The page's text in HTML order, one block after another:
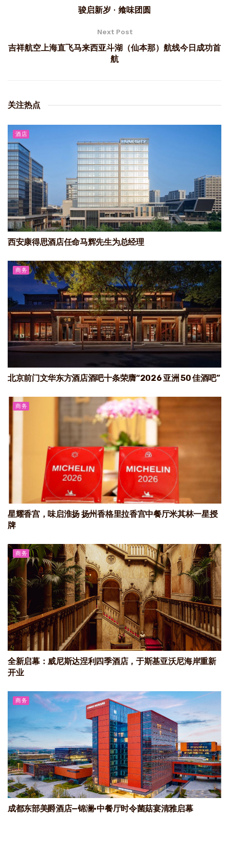
骏启新岁 · 飨味团圆
Next Post
吉祥航空上海直飞马来西亚斗湖（仙本那）航线今日成功首
航
关注热点
酒店
西安康得思酒店任命马辉先生为总经理
商务
北京前门文华东方酒店酒吧十条荣膺“2026 亚洲 50 佳酒吧”
商务
星耀香宫，味启淮扬 扬州香格里拉香宫中餐厅米其林一星授
牌
商务
全新启幕：威尼斯达涅利四季酒店，于斯基亚沃尼海岸重新
开业
商务
成都东部美爵酒店—锦澜·中餐厅时令菌菇宴清雅启幕